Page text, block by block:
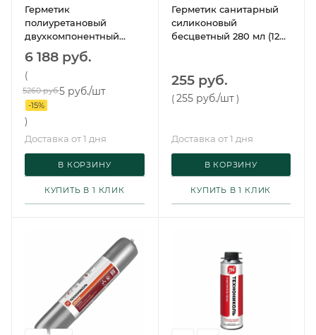
Герметик
полиуретановый
двухкомпонентный
белый 24 Классик 16,5 кг
Сазиласт
6 188 руб.
(
5 руб./шт
5260 руб.
-15%
)
Доставка от 1 дня
В КОРЗИНУ
КУПИТЬ В 1 КЛИК
Герметик санитарный
силиконовый
бесцветный 280 мл (12
255 руб.
(255 руб./шт )
Доставка от 1 дня
В КОРЗИНУ
КУПИТЬ В 1 КЛИК